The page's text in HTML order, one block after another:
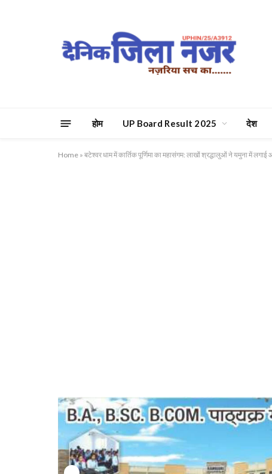
होम UP Board Result 2025 देश
Home » बटेश्वर धाम में कार्तिक पूर्णिमा का महासंगम: लाखों श्रद्धालुओं ने यमुना में